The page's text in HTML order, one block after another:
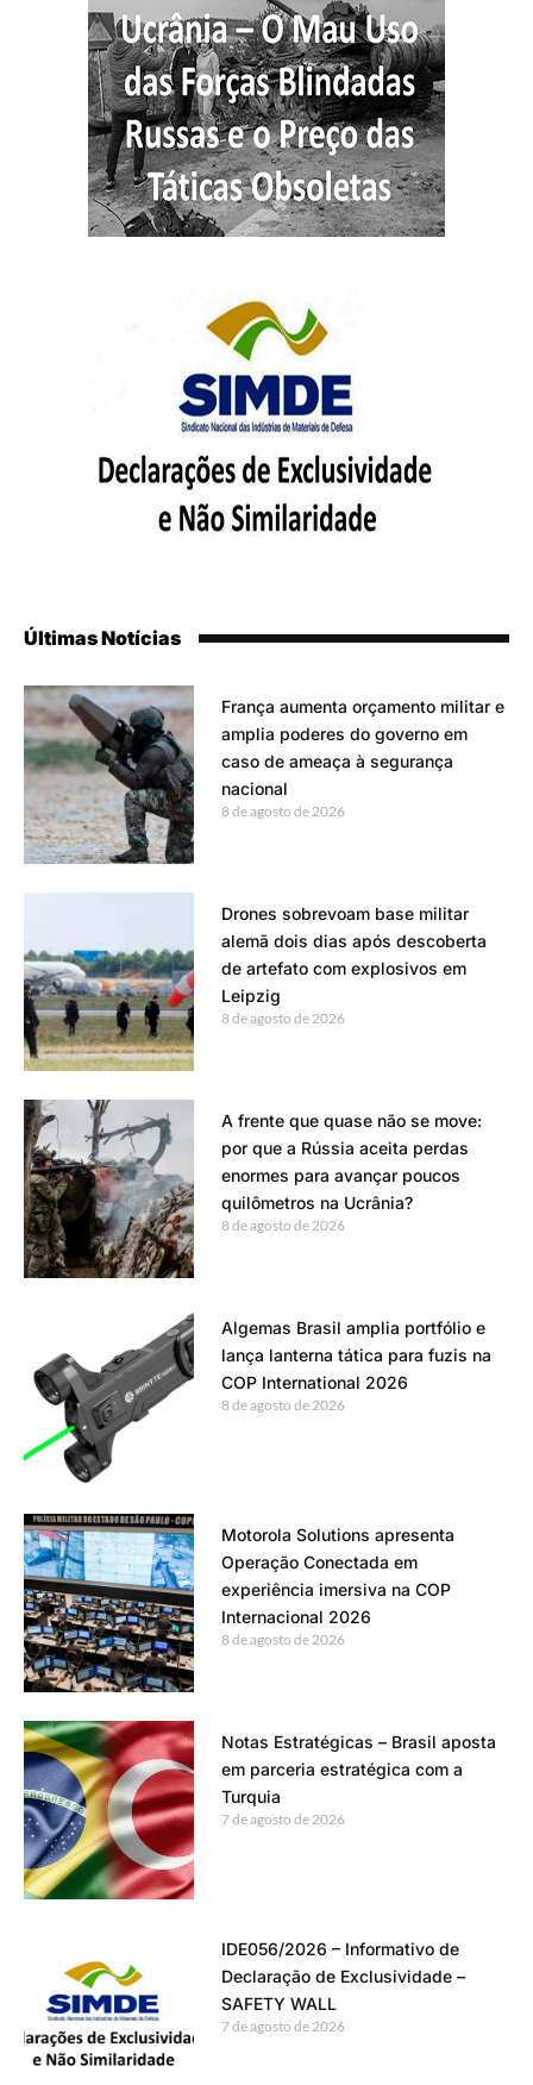
Últimas Notícias
França aumenta orçamento militar e
amplia poderes do governo em
caso de ameaça à segurança
nacional
8 de agosto de 2026
Drones sobrevoam base militar
alemã dois dias após descoberta
de artefato com explosivos em
Leipzig
8 de agosto de 2026
A frente que quase não se move:
por que a Rússia aceita perdas
enormes para avançar poucos
quilômetros na Ucrânia?
8 de agosto de 2026
Algemas Brasil amplia portfólio e
lança lanterna tática para fuzis na
COP International 2026
8 de agosto de 2026
Motorola Solutions apresenta
Operação Conectada em
experiência imersiva na COP
Internacional 2026
8 de agosto de 2026
Notas Estratégicas – Brasil aposta
em parceria estratégica com a
Turquia
7 de agosto de 2026
IDE056/2026 – Informativo de
Declaração de Exclusividade –
SAFETY WALL
7 de agosto de 2026